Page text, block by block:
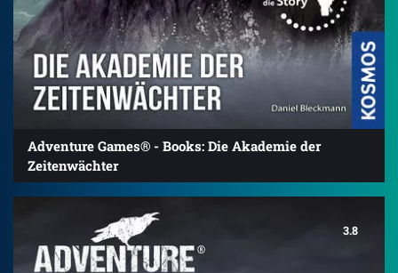
Adventure Games® - Books: Die Akademie der
Zeitenwächter
3.8